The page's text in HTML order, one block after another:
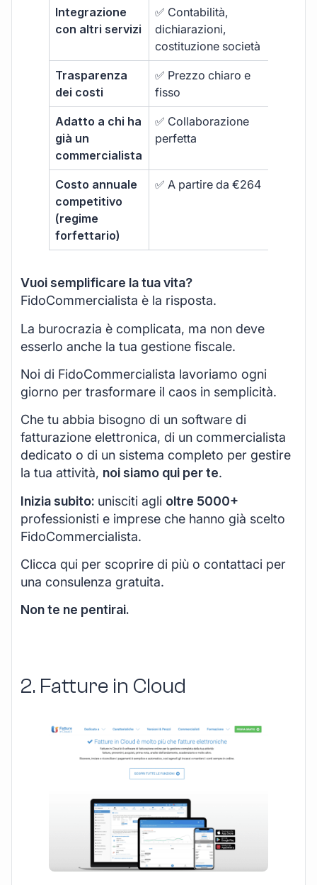
Integrazione
con altri servizi
✅ Contabilità,
dichiarazioni,
costituzione società
Trasparenza
dei costi
✅ Prezzo chiaro e
fisso
Adatto a chi ha
già un
commercialista
✅ Collaborazione
perfetta
Costo annuale
competitivo
(regime
forfettario)
✅ A partire da €264
Vuoi semplificare la tua vita?
FidoCommercialista è la risposta.
La burocrazia è complicata, ma non deve
esserlo anche la tua gestione fiscale.
Noi di FidoCommercialista lavoriamo ogni
giorno per trasformare il caos in semplicità.
Che tu abbia bisogno di un software di
fatturazione elettronica, di un commercialista
dedicato o di un sistema completo per gestire
la tua attività, noi siamo qui per te.
Inizia subito: unisciti agli oltre 5000+
professionisti e imprese che hanno già scelto
FidoCommercialista.
Clicca qui per scoprire di più o contattaci per
una consulenza gratuita.
Non te ne pentirai.
2. Fatture in Cloud